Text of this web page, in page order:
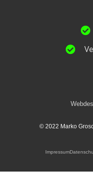
© 2022 Marko
Impressum